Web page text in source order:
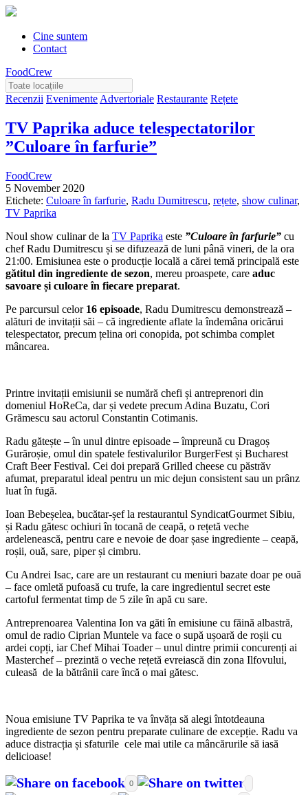
Cine suntem
Contact
FoodCrew
Recenzii Evenimente Advertoriale Restaurante Rețete
TV Paprika aduce telespectatorilor
”Culoare în farfurie”
FoodCrew
5 November 2020
Etichete: Culoare în farfurie, Radu Dumitrescu, rețete, show culinar,
TV Paprika
Noul show culinar de la TV Paprika este ”Culoare în farfurie” cu
chef Radu Dumitrescu și se difuzează de luni până vineri, de la ora
21:00. Emisiunea este o producție locală a cărei temă principală este
gătitul din ingrediente de sezon, mereu proaspete, care aduc
savoare și culoare în fiecare preparat.
Pe parcursul celor 16 episoade, Radu Dumitrescu demonstrează –
alături de invitații săi – că ingrediente aflate la îndemâna oricărui
telespectator, precum țelina ori conopida, pot schimba complet
mâncarea.
Printre invitații emisiunii se numără chefi și antreprenori din
domeniul HoReCa, dar și vedete precum Adina Buzatu, Cori
Grămescu sau actorul Constantin Cotimanis.
Radu gătește – în unul dintre episoade – împreună cu Dragoș
Gurăroșie, omul din spatele festivalurilor BurgerFest și Bucharest
Craft Beer Festival. Cei doi prepară Grilled cheese cu păstrăv
afumat, preparatul ideal pentru un mic dejun consistent sau un prânz
luat în fugă.
Ioan Bebeșelea, bucătar-șef la restaurantul SyndicatGourmet Sibiu,
și Radu gătesc ochiuri în tocană de ceapă, o rețetă veche
ardelenească, pentru care e nevoie de doar șase ingrediente – ceapă,
roșii, ouă, sare, piper și cimbru.
Cu Andrei Isac, care are un restaurant cu meniuri bazate doar pe ouă
– face omletă pufoasă cu trufe, la care ingredientul secret este
cartoful fermentat timp de 5 zile în apă cu sare.
Antreprenoarea Valentina Ion va găti în emisiune cu făină albastră,
omul de radio Ciprian Muntele va face o supă ușoară de roșii cu
ardei copți, iar Chef Mihai Toader – unul dintre primii concurenți ai
Masterchef – prezintă o veche rețetă evreiască din zona Ilfovului,
culeasă de la bătrânii care încă o mai gătesc.
Noua emisiune TV Paprika te va învăța să alegi întotdeauna
ingrediente de sezon pentru preparate culinare de excepție. Radu va
aduce distracția și sfaturile cele mai utile ca mâncărurile să iasă
delicioase!
0